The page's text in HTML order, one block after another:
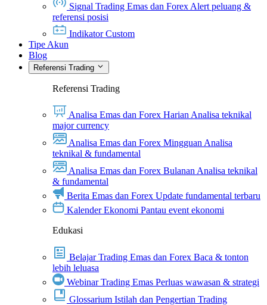
Signal Trading Emas dan Forex Alert peluang &
referensi posisi
Indikator Custom
Tipe Akun
Blog
Referensi Trading
Referensi Trading
Analisa Emas dan Forex Harian Analisa teknikal
major currency
Analisa Emas dan Forex Mingguan Analisa
teknikal & fundamental
Analisa Emas dan Forex Bulanan Analisa teknikal
& fundamental
Berita Emas dan Forex Update fundamental terbaru
Kalender Ekonomi Pantau event ekonomi
Edukasi
Belajar Trading Emas dan Forex Baca & tonton
lebih leluasa
Webinar Trading Emas Perluas wawasan & strategi
Glossarium Istilah dan Pengertian Trading